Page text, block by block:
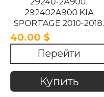
292402A900 KIA
SPORTAGE 2010-2018.
40.00 $
Перейти
Купить